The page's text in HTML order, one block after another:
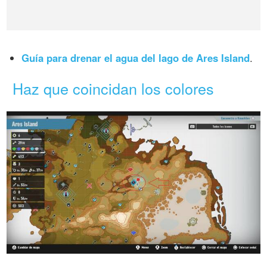
Guía para drenar el agua del lago de Ares Island.
Haz que coincidan los colores